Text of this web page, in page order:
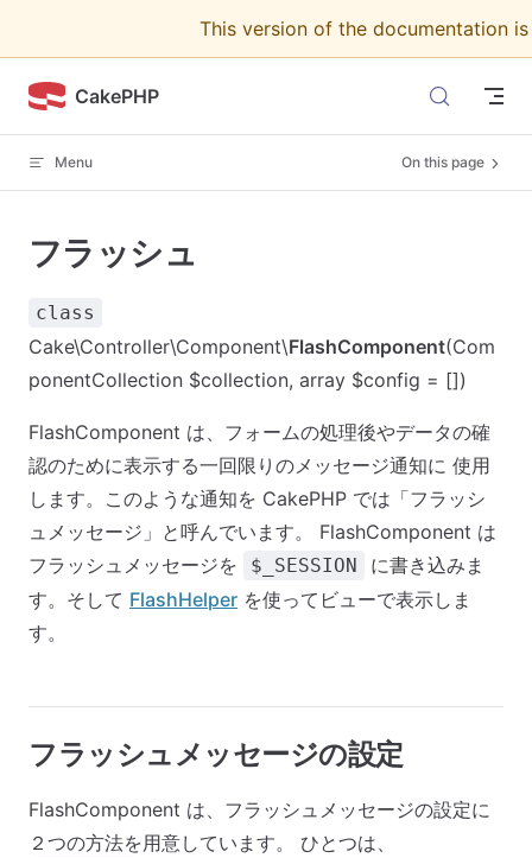
This version of the documentation
CakePHP
Menu On this page
フラッシュ
class
Cake\Controller\Component\FlashComponent(Com
ponentCollection $collection, array $config = [])
FlashComponent は、フォームの処理後やデータの確
認のために表示する一回限りのメッセージ通知に 使用
します。このような通知を CakePHP では「フラッシ
ュメッセージ」と呼んでいます。 FlashComponent は
フラッシュメッセージを
$_SESSION
に書き込みま
す。そして FlashHelper を使ってビューで表示しま
す。
フラッシュメッセージの設定
FlashComponent は、フラッシュメッセージの設定に
２つの方法を用意しています。 ひとつは、